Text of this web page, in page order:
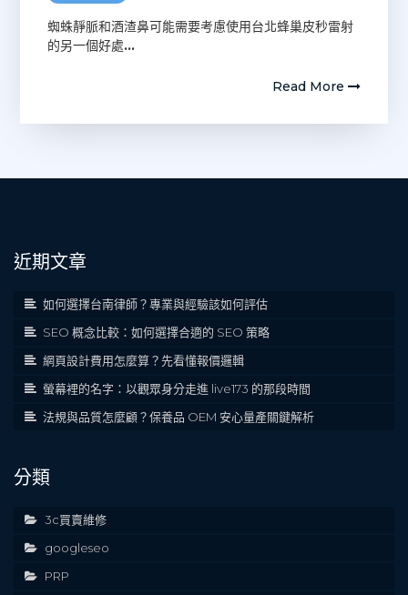
蜘蛛靜脈和酒渣鼻可能需要考慮使用台北蜂巢皮秒雷射
的另一個好處…
Read More
近期文章
如何選擇台南律師？專業與經驗該如何評估
SEO 概念比較：如何選擇合適的 SEO 策略
網頁設計費用怎麼算？先看懂報價邏輯
螢幕裡的名字：以觀眾身分走進 live173 的那段時間
法規與品質怎麼顧？保養品 OEM 安心量產關鍵解析
分類
3c買賣維修
googleseo
PRP